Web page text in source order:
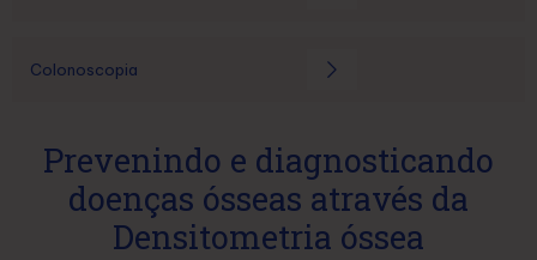
Colonoscopia
Prevenindo e diagnosticando
doenças ósseas através da
Densitometria óssea